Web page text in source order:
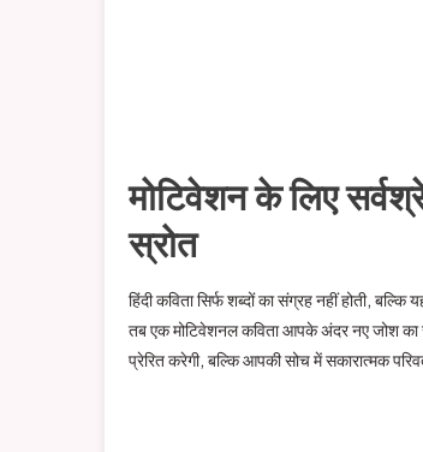
मोटिवेशन के लिए
स्रोत
हिंदी कविता सिर्फ शब्दों का संग्रह नहीं होती,
तब एक मोटिवेशनल कविता आपके अंदर नए जोश
प्रेरित करेगी, बल्कि आपकी सोच में सकारात्मक